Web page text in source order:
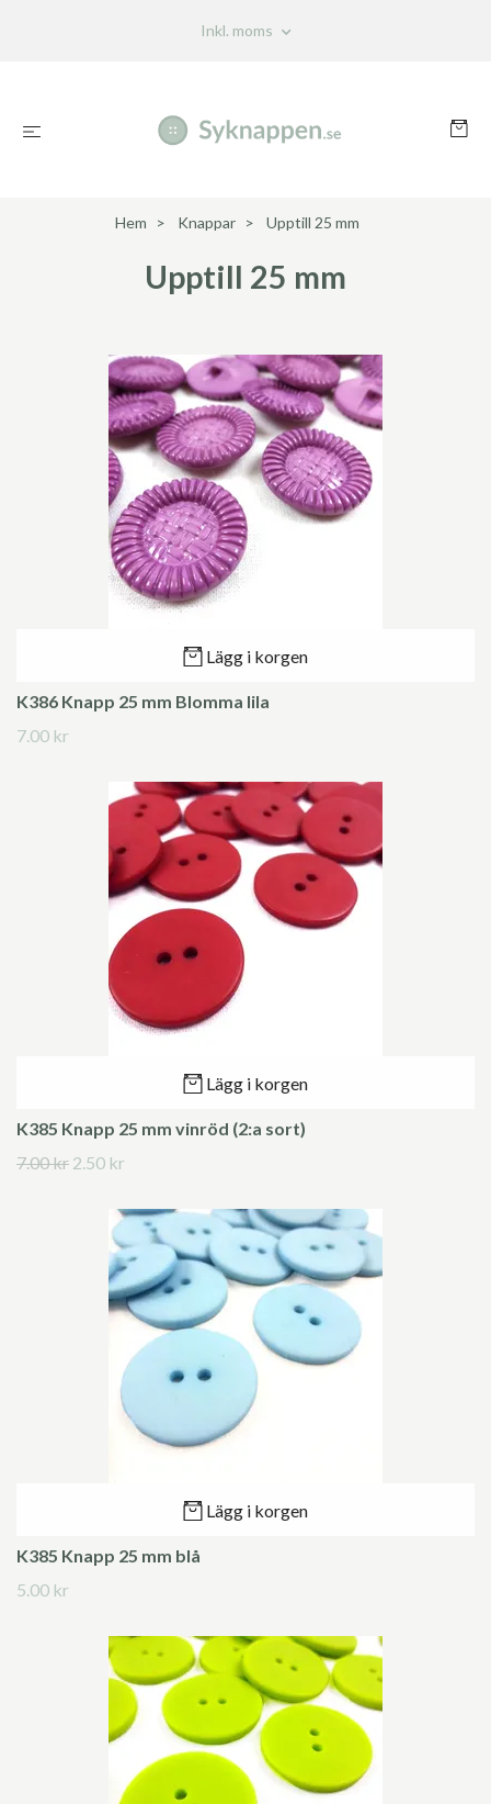
Inkl. moms
Hem Knappar Upptill 25 mm
Upptill 25 mm
Lägg i korgen
K386 Knapp 25 mm Blomma lila
7.00 kr
Lägg i korgen
K385 Knapp 25 mm vinröd (2:a sort)
7.00 kr 2.50 kr
Lägg i korgen
K385 Knapp 25 mm blå
5.00 kr